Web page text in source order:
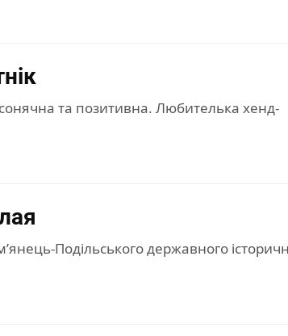
та позитивна. Любителька хенд-
Подільського державного